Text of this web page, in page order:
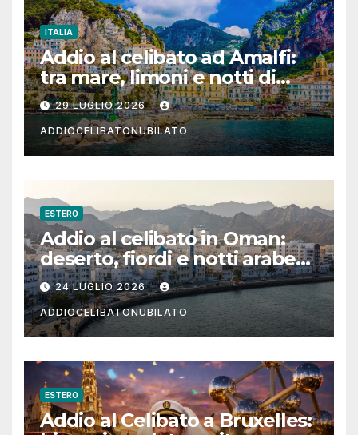
ITALIA
Addio al celibato ad Amalfi:
tra mare, limoni e notti di
festa in Costiera Amalfitana
29 LUGLIO 2026
ADDIOCELIBATONUBILATO
ESTERO
Addio al celibato in Oman:
deserto, fiordi e notti arabe
tra Muscat e Musandam
24 LUGLIO 2026
ADDIOCELIBATONUBILATO
ESTERO
Addio al Celibato a Bruxelles: